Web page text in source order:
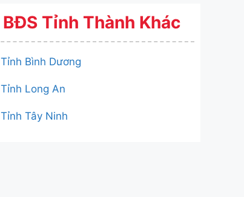
BĐS Tỉnh Thành Khác
Tỉnh Bình Dương
Tỉnh Long An
Tỉnh Tây Ninh